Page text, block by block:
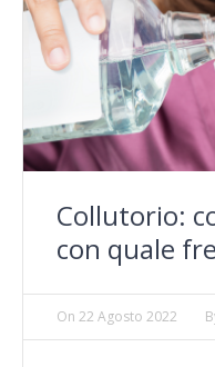
Collutorio:
con quale
On 22 Agosto 2022